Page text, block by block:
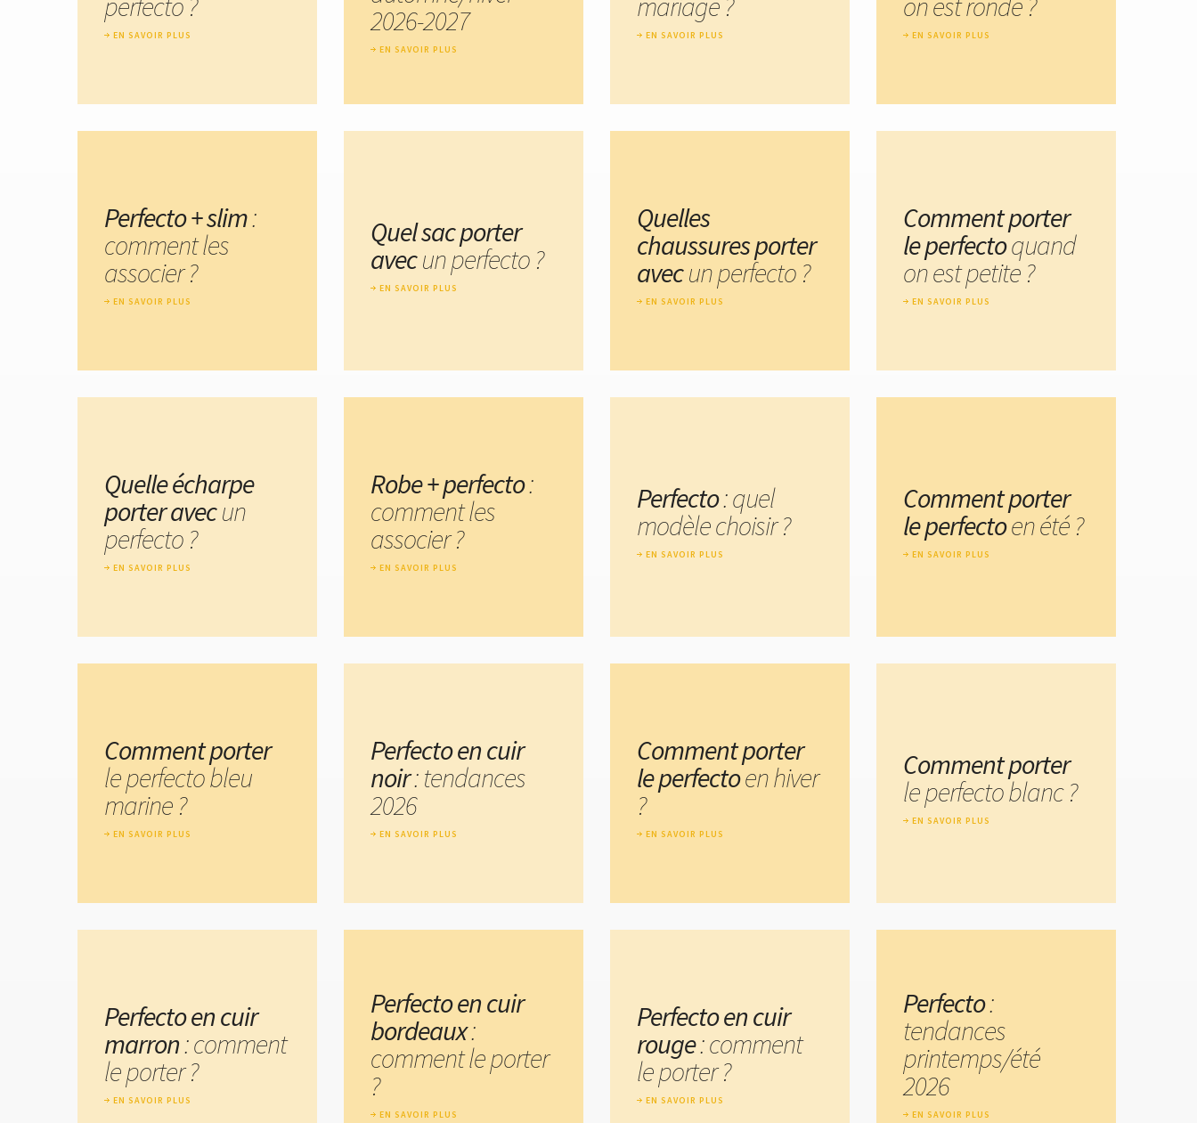
EN SAVOIR PLUS
2026-2027
EN SAVOIR PLUS
EN SAVOIR PLUS EN SAVOIR PLUS
Perfecto + slim:
comment les
associer ?
EN SAVOIR PLUS
Quel sac porter
avecun perfecto ?
EN SAVOIR PLUS
Quelles
chaussures porter
avecun perfecto ?
EN SAVOIR PLUS
Comment porter
le perfectoquand
on est petite ?
EN SAVOIR PLUS
Quelle écharpe
porter avecun
perfecto ?
EN SAVOIR PLUS
Robe + perfecto:
comment les
associer ?
EN SAVOIR PLUS
Perfecto: quel
modèle choisir ?
EN SAVOIR PLUS
Comment porter
le perfectoen été ?
EN SAVOIR PLUS
Comment porter
le perfecto bleu
marine ?
EN SAVOIR PLUS
Perfecto en cuir
noir: tendances
2026
EN SAVOIR PLUS
Comment porter
le perfectoen hiver
?
EN SAVOIR PLUS
Comment porter
le perfecto blanc ?
EN SAVOIR PLUS
Perfecto en cuir
marron: comment
le porter ?
EN SAVOIR PLUS
Perfecto en cuir
bordeaux:
comment le porter
?
EN SAVOIR PLUS
Perfecto en cuir
rouge: comment
le porter ?
EN SAVOIR PLUS
Perfecto:
tendances
printemps/été
2026
EN SAVOIR PLUS